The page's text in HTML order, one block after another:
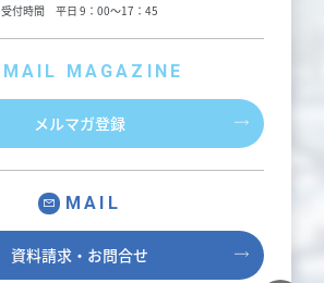
受付時間 平日 9：00～17：45
MAIL MAGAZINE
メルマガ登録
MAIL
資料請求・お問合せ